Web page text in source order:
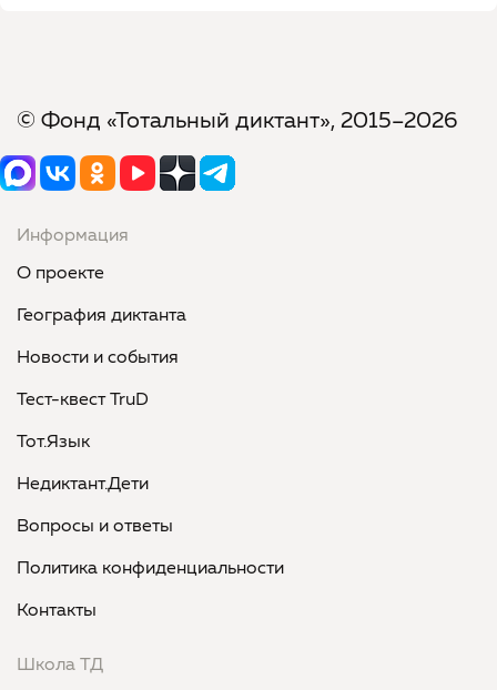
© Фонд «Тотальный диктант», 2015–2026
Информация
О проекте
География диктанта
Новости и события
Тест-квест TruD
Тот.Язык
Недиктант.Дети
Вопросы и ответы
Политика конфиденциальности
Контакты
Школа ТД